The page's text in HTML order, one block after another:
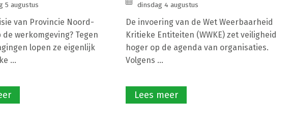
5 augustus
van Provincie Noord-
de werkomgeving? Tegen
lopen ze eigenlijk
...
dinsdag 4 augustus
De invoering van de Wet Weerbaarheid
Kritieke Entiteiten (WWKE) zet veiligheid
hoger op de agenda van organisaties.
Volgens ...
Lees meer